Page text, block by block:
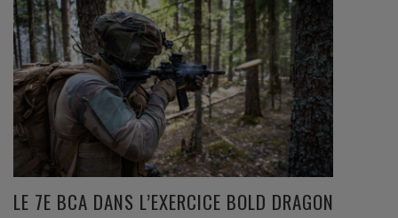
LE 7E BCA DANS L’EXERCICE BOLD DRAGON